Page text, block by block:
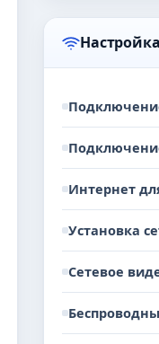
Интернет
Установка
Сетевое